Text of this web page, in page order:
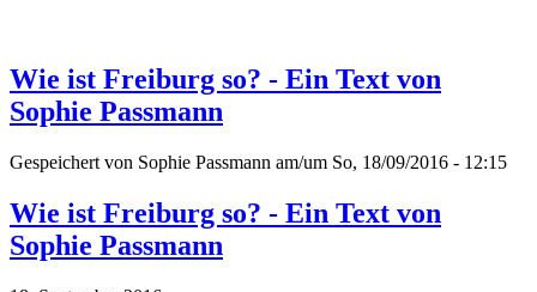
Wie ist Freiburg so? - Ein Text von
Sophie Passmann
Gespeichert von Sophie Passmann am/um So, 18/09/2016 - 12:15
Wie ist Freiburg so? - Ein Text von
Sophie Passmann